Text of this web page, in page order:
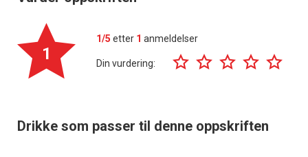
1
1/5 etter 1 anmeldelser
Din vurdering:
Drikke som passer til denne oppskriften